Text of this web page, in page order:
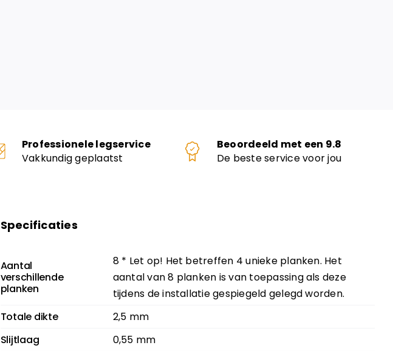
Professionele legservice
Vakkundig geplaatst
Beoordeeld met een 9.8
De beste service voor jou
Specificaties
Aantal
verschillende
planken
8 * Let op! Het betreffen 4 unieke planken. Het
aantal van 8 planken is van toepassing als deze
tijdens de installatie gespiegeld gelegd worden.
Totale dikte
2,5 mm
Slijtlaag
0,55 mm